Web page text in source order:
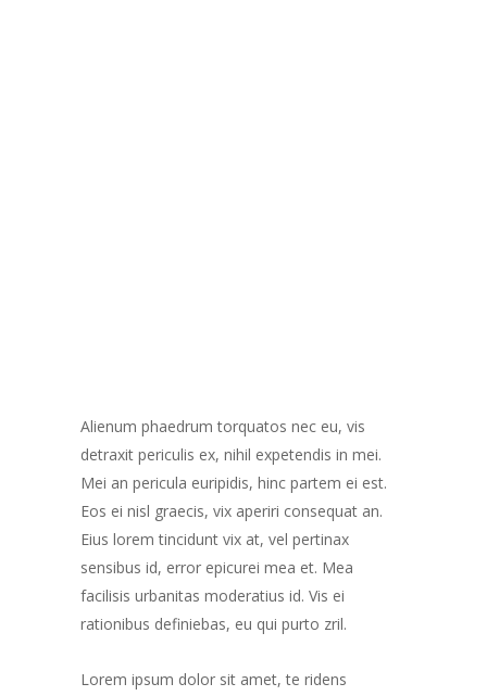
Alienum phaedrum torquatos nec eu, vis
detraxit periculis ex, nihil expetendis in mei.
Mei an pericula euripidis, hinc partem ei est.
Eos ei nisl graecis, vix aperiri consequat an.
Eius lorem tincidunt vix at, vel pertinax
sensibus id, error epicurei mea et. Mea
facilisis urbanitas moderatius id. Vis ei
rationibus definiebas, eu qui purto zril.
Lorem ipsum dolor sit amet, te ridens